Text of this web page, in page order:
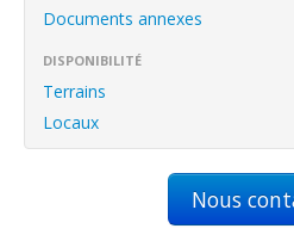
Connexion
Documents annexes
DISPONIBILITÉ
Terrains
Locaux
Nous